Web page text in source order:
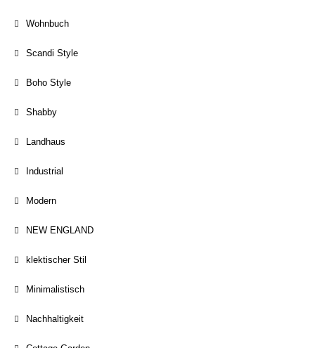
Wohnbuch
Scandi Style
Boho Style
Shabby
Landhaus
Industrial
Modern
NEW ENGLAND
klektischer Stil
Minimalistisch
Nachhaltigkeit